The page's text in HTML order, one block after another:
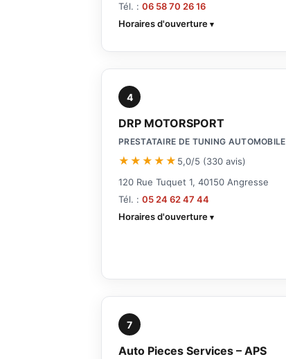
Tél. : 06 58 70 26 16
Horaires d'ouverture
4
DRP MOTORSPORT
PRESTATAIRE DE TUNING AUTOMOBILE
★★★★★ 5,0/5 (330 avis)
120 Rue Tuquet 1, 40150 Angresse
Tél. : 05 24 62 47 44
Horaires d'ouverture
7
Auto Pieces Services – APS